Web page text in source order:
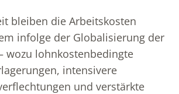
bleiben die Arbeitskosten
infolge der Globalisierung der
wozu lohnkostenbedingte
intensivere
und verstärkte